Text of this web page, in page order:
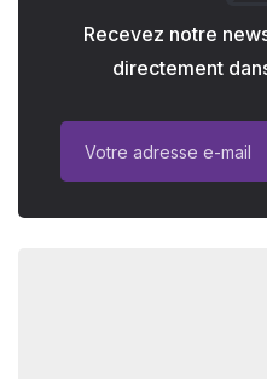
Recevez notre
directement